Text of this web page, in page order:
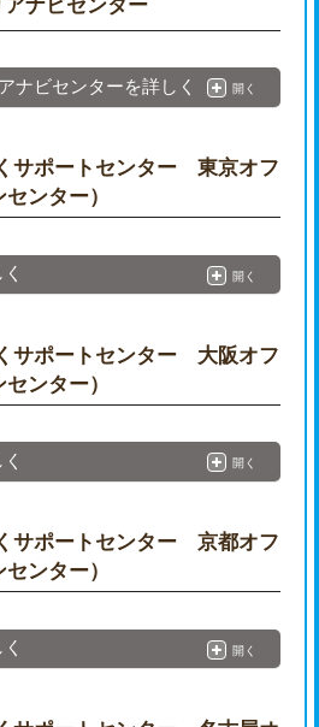
ナビセンター
ナビセンターを詳しく 開く
サポートセンター 東京オフ
ンター）
開く
サポートセンター 大阪オフ
ンター）
開く
サポートセンター 京都オフ
ンター）
開く